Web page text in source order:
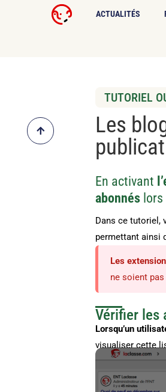
ACTUALITÉS
TUTORIEL
Les
En activant
abonnés lors
Dans ce tutoriel,
permettant ainsi
Les
ne soient
Vérifier les
Lorsqu’un
visualiser cette